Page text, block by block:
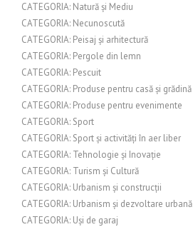
CATEGORIA: Natură și Mediu
CATEGORIA: Necunoscută
CATEGORIA: Peisaj și arhitectură
CATEGORIA: Pergole din lemn
CATEGORIA: Pescuit
CATEGORIA: Produse pentru casă și grădină
CATEGORIA: Produse pentru evenimente
CATEGORIA: Sport
CATEGORIA: Sport și activități în aer liber
CATEGORIA: Tehnologie și Inovație
CATEGORIA: Turism și Cultură
CATEGORIA: Urbanism și construcții
CATEGORIA: Urbanism și dezvoltare urbană
CATEGORIA: Uși de garaj